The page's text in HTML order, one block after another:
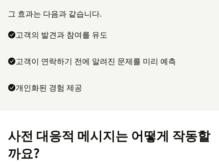
그 효과는 다음과 같습니다.
고객의 발견과 참여를 유도
고객이 연락하기 전에 알려진 문제를 미리 예측
개인화된 경험 제공
사전 대응적 메시지는 어떻게 작동할
까요?